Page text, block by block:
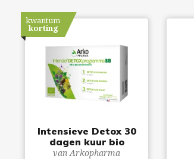
Intensieve Detox 30
dagen kuur bio
van Arkopharma
kwantum
korting